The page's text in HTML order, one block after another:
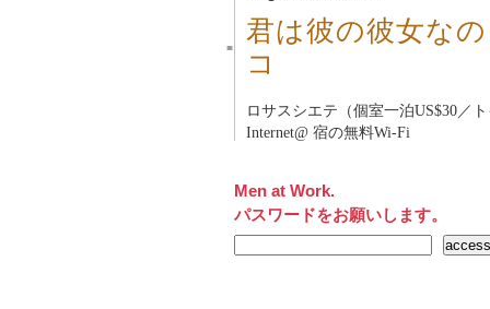
■
君は彼の彼女な
コ
ロサスシエテ（個室一泊US$30／
Internet@ 宿の無料Wi-Fi
Men at Work.
パスワードをお願いします。